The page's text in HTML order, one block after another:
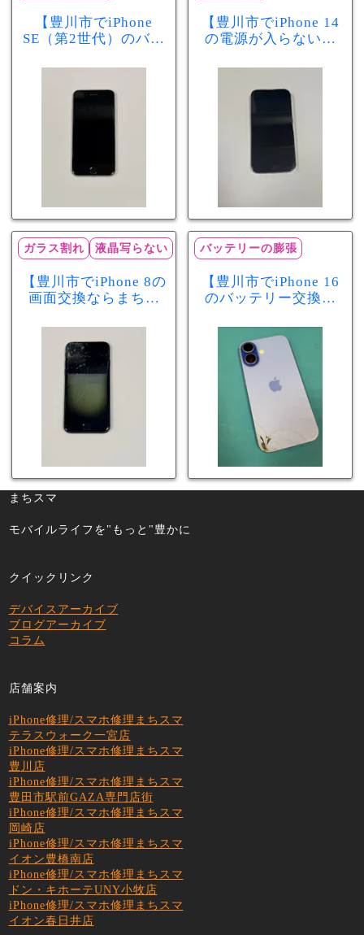
【豊川市でiPhone
SE（第2世代）のバッ
スマ豊川店】電池の
減りが早い症状も当
【豊川市でiPhone 14
の電源が入らない修
店】バッテリー交換
で復旧するケースも
あります！
ガラス割れ 液晶写らない
【豊川市でiPhone 8の
画面交換ならまちス
れ・液晶不良も当日
60分で修理可能！
バッテリーの膨張
【豊川市でiPhone 16
のバッテリー交換な
少し膨張したバッテ
リーも当日90分で安
心修理！
まちスマ
モバイルライフを"もっと"豊かに
クイックリンク
デバイスアーカイブ
ブログアーカイブ
コラム
店舗案内
iPhone修理/スマホ修理まちスマ
テラスウォーク一宮店
iPhone修理/スマホ修理まちスマ
豊川店
iPhone修理/スマホ修理まちスマ
豊田市駅前GAZA専門店街
iPhone修理/スマホ修理まちスマ
岡崎店
iPhone修理/スマホ修理まちスマ
イオン豊橋南店
iPhone修理/スマホ修理まちスマ
ドン・キホーテUNY小牧店
iPhone修理/スマホ修理まちスマ
イオン春日井店